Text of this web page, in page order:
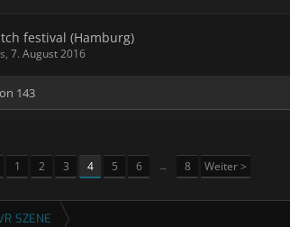
festival (Hamburg)
, 7. August 2016
143
1 2 3 4 5 6 → 8 Weiter >
SZENE